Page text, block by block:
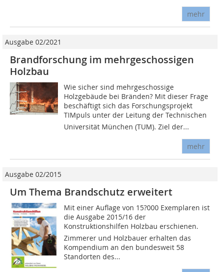
mehr
Ausgabe 02/2021
Brandforschung im mehrgeschossigen
Holzbau
Wie sicher sind mehrgeschossige
Holzgebäude bei Bränden? Mit dieser Frage
beschäftigt sich das Forschungsprojekt
TIMpuls unter der Leitung der Technischen
Universität München (TUM). Ziel der...
mehr
Ausgabe 02/2015
Um Thema Brandschutz erweitert
Mit einer Auflage von 15?000 Exemplaren ist
die Ausgabe 2015/16 der
Konstruktionshilfen Holzbau erschienen.
Zimmerer und Holzbauer erhalten das
Kompendium an den bundesweit 58
Standorten des...